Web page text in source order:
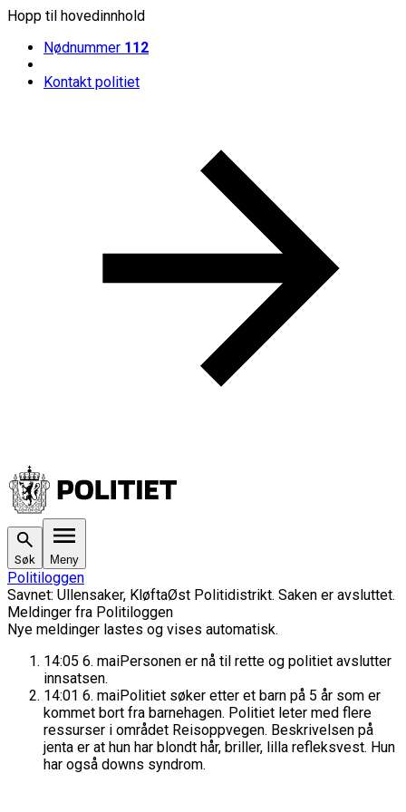
Hopp til hovedinnhold
Nødnummer 112
Kontakt politiet
Søk Meny
Politiloggen
Savnet: Ullensaker, KløftaØst Politidistrikt. Saken er avsluttet.
Meldinger fra Politiloggen
Nye meldinger lastes og vises automatisk.
14:05 6. maiPersonen er nå til rette og politiet avslutter
innsatsen.
14:01 6. maiPolitiet søker etter et barn på 5 år som er
kommet bort fra barnehagen. Politiet leter med flere
ressurser i området Reisoppvegen. Beskrivelsen på
jenta er at hun har blondt hår, briller, lilla refleksvest. Hun
har også downs syndrom.